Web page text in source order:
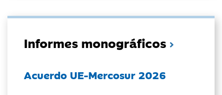
Informes monográficos
Acuerdo UE-Mercosur 2026